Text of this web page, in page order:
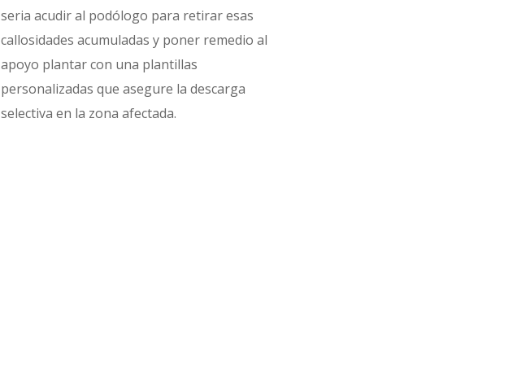
seria acudir al podólogo para retirar esas
callosidades acumuladas y poner remedio al
apoyo plantar con una plantillas
personalizadas que asegure la descarga
selectiva en la zona afectada.